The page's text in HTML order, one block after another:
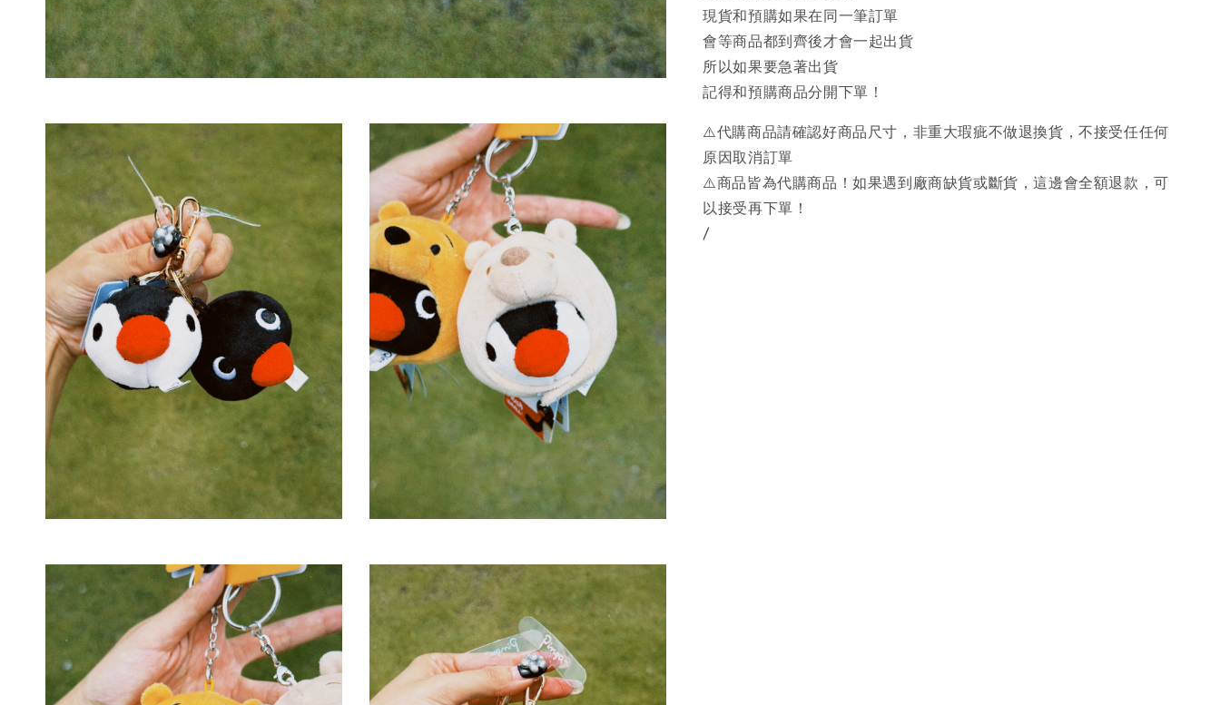
現貨和預購如果在同一筆訂單
會等商品都到齊後才會一起出貨
所以如果要急著出貨
記得和預購商品分開下單！
⚠️代購商品請確認好商品尺寸，非重大瑕疵不做退換貨，不接受任任何
原因取消訂單
⚠️商品皆為代購商品！如果遇到廠商缺貨或斷貨，這邊會全額退款，可
以接受再下單！
/